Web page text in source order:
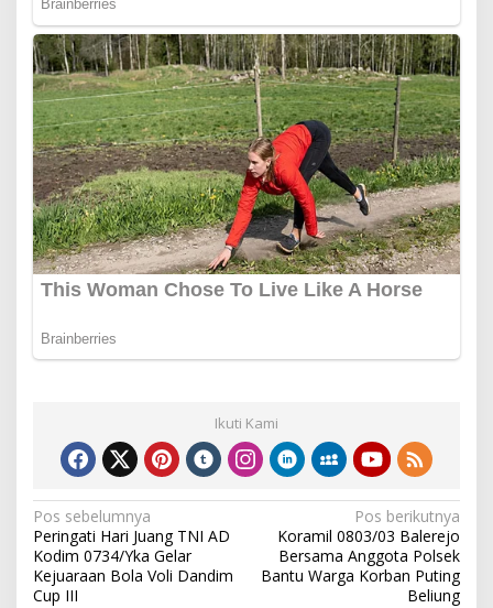
Ikuti Kami
Navigasi
pos
Pos sebelumnya
Peringati Hari Juang TNI AD
Kodim 0734/Yka Gelar
Kejuaraan Bola Voli Dandim
Cup III
Pos berikutnya
Koramil 0803/03 Balerejo
Bersama Anggota Polsek
Bantu Warga Korban Puting
Beliung